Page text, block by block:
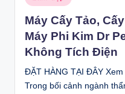
in
Máy Cấy Tảo,
Máy Phi Kim Dr
Không Tích Điện
ĐẶT HÀNG TẠI ĐÂY
Trong bối cảnh ngành